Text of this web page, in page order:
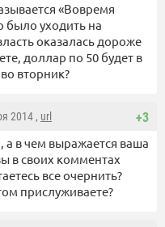
«Вовремя
было уходить на
оказалась дороже
доллар по 50 будет в
вторник?
+3
2014 , url
а в чем выражается ваша
в своих комментах
все очернить?
прислуживаете?